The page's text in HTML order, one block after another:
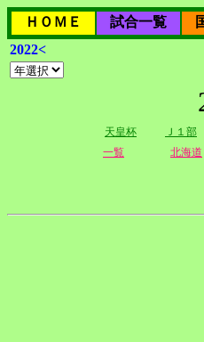
ＨＯＭＥ 試合一覧
2022<
天皇杯 Ｊ１部
一覧
北海道